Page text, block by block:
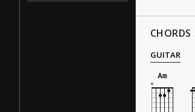
CHORDS
GUITAR
Am